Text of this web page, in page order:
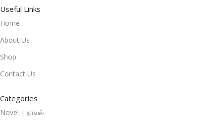
Useful Links
Home
About Us
Shop
Contact Us
Categories
Novel | நாவல்